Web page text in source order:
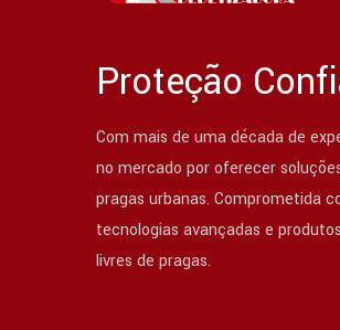
Proteção
Com mais de uma década de
no mercado por oferecer
pragas urbanas. Comprometida
tecnologias avançadas e
livres de pragas.